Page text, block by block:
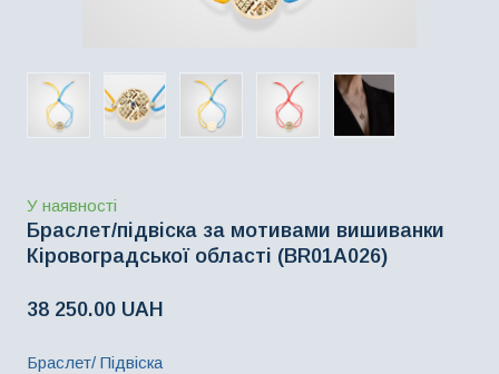
У наявності
Браслет/підвіска за мотивами вишиванки
Кіровоградської області (BR01A026)
38 250.00 UAH
Браслет/ Підвіска